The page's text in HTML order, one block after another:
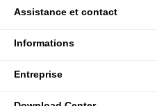
Assistance et contact
Informations
Entreprise